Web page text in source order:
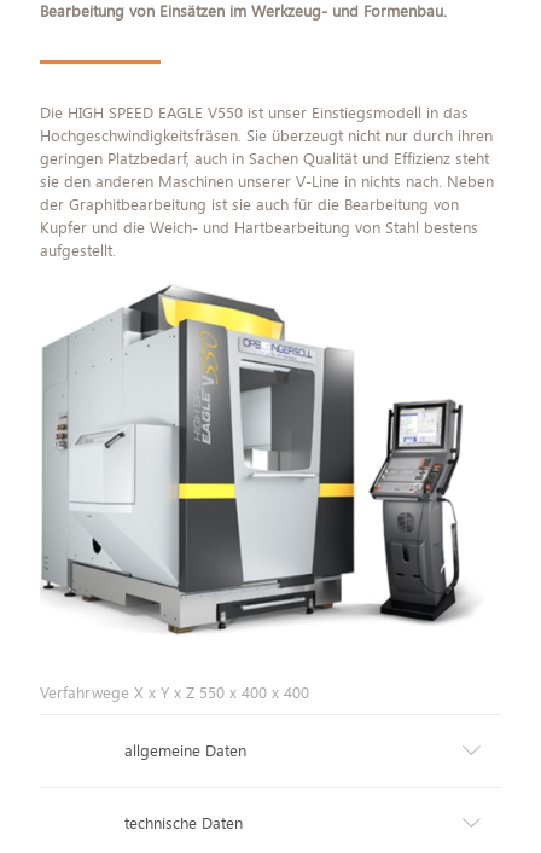
Bearbeitung von Einsätzen im Werkzeug- und Formenbau.
Die HIGH SPEED EAGLE V550 ist unser Einstiegsmodell in das
Hochgeschwindigkeitsfräsen. Sie überzeugt nicht nur durch ihren
geringen Platzbedarf, auch in Sachen Qualität und Effizienz steht
sie den anderen Maschinen unserer V-Line in nichts nach. Neben
der Graphitbearbeitung ist sie auch für die Bearbeitung von
Kupfer und die Weich- und Hartbearbeitung von Stahl bestens
aufgestellt.
Verfahrwege X x Y x Z 550 x 400 x 400
allgemeine Daten
technische Daten